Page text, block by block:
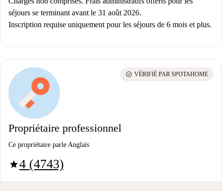
séjours se terminant avant le 31 août 2026.
Inscription requise uniquement pour les séjours de 6 mois et plus.
Propriétaire professionnel
Ce propriétaire parle Anglais
star4 (4743)
check_circle VÉRIFIÉ PAR SPOTAHOME